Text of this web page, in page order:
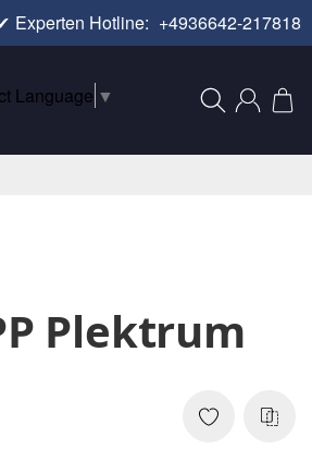
Experten Hotline: +4936642-217818
Language ▼
Plektrum